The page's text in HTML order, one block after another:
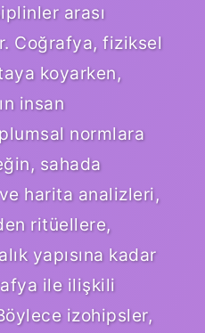
arası
Coğrafya, fiziksel
koyarken,
insan
normlara
sahada
harita analizleri,
ritüellere,
yapısına kadar
ile ilişkili
izohipsler,